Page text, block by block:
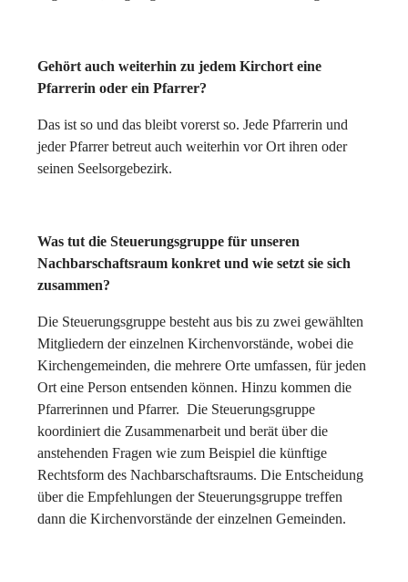
Gehört auch weiterhin zu jedem Kirchort eine
Pfarrerin oder ein Pfarrer?
Das ist so und das bleibt vorerst so. Jede Pfarrerin und
jeder Pfarrer betreut auch weiterhin vor Ort ihren oder
seinen Seelsorgebezirk.
Was tut die Steuerungsgruppe für unseren
Nachbarschaftsraum konkret und wie setzt sie sich
zusammen?
Die Steuerungsgruppe besteht aus bis zu zwei gewählten
Mitgliedern der einzelnen Kirchenvorstände, wobei die
Kirchengemeinden, die mehrere Orte umfassen, für jeden
Ort eine Person entsenden können. Hinzu kommen die
Pfarrerinnen und Pfarrer. Die Steuerungsgruppe
koordiniert die Zusammenarbeit und berät über die
anstehenden Fragen wie zum Beispiel die künftige
Rechtsform des Nachbarschaftsraums. Die Entscheidung
über die Empfehlungen der Steuerungsgruppe treffen
dann die Kirchenvorstände der einzelnen Gemeinden.